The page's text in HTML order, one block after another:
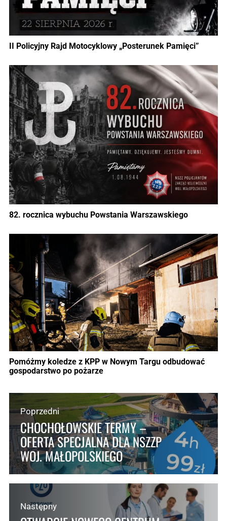
II Policyjny Rajd Motocyklowy „Posterunek Pamięci”
82. rocznica wybuchu Powstania Warszawskiego
Pomóżmy koledze z KPP w Nowym Targu odbudować
gospodarstwo po pożarze
Poprzedni
CHOCHOŁOWSKIE TERMY –
OFERTA SPECJALNA DLA NSZZP
WOJ. MAŁOPOLSKIEGO
Następny